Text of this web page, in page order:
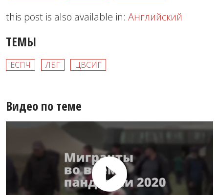
this post is also available in: Английский
ТЕМЫ
ЕСПЧ ЛБГ ЦВСИГ
Видео по теме